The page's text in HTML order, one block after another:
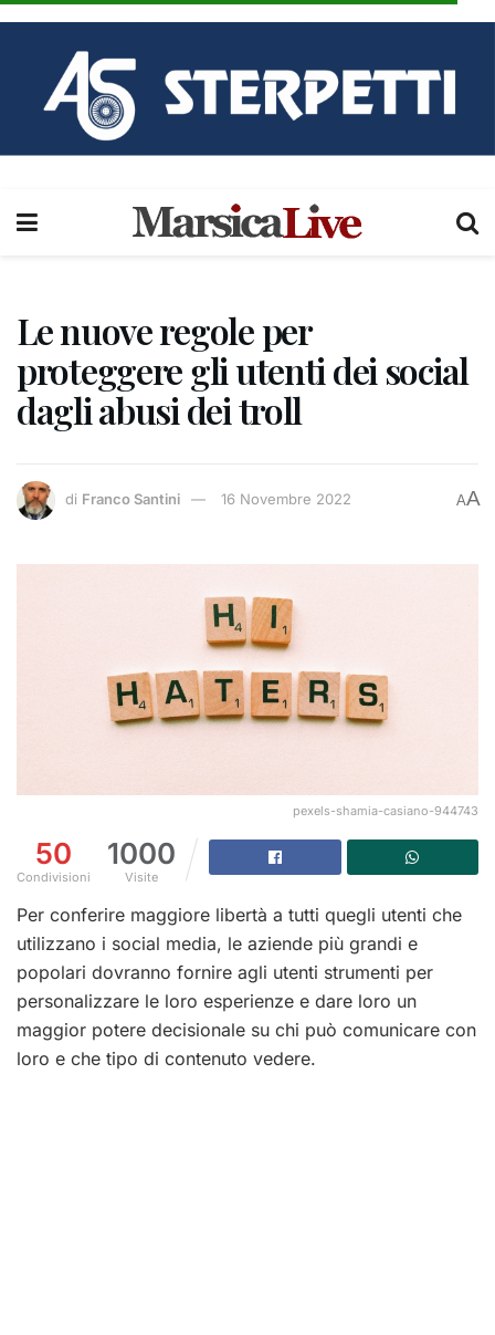
Le nuove regole per
proteggere gli utenti dei social
dagli abusi dei troll
di Franco Santini 16 Novembre 2022 AA
pexels-shamia-casiano-944743
50
Condivisioni
1000
Visite
Per conferire maggiore libertà a tutti quegli utenti che
utilizzano i social media, le aziende più grandi e
popolari dovranno fornire agli utenti strumenti per
personalizzare le loro esperienze e dare loro un
maggior potere decisionale su chi può comunicare con
loro e che tipo di contenuto vedere.